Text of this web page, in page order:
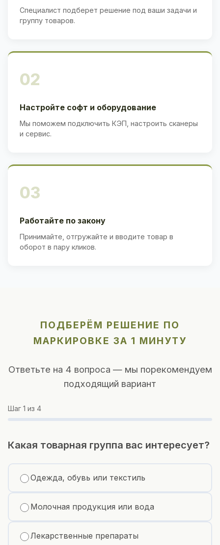
Специалист подберет решение под ваши задачи и
группу товаров.
02
Настройте софт и оборудование
Мы поможем подключить КЭП, настроить сканеры
и сервис.
03
Работайте по закону
Принимайте, отгружайте и вводите товар в
оборот в пару кликов.
ПОДБЕРЁМ РЕШЕНИЕ ПО
МАРКИРОВКЕ ЗА 1 МИНУТУ
Ответьте на 4 вопроса — мы порекомендуем
подходящий вариант
Шаг 1 из 4
Какая товарная группа вас интересует?
Одежда, обувь или текстиль
Молочная продукция или вода
Лекарственные препараты